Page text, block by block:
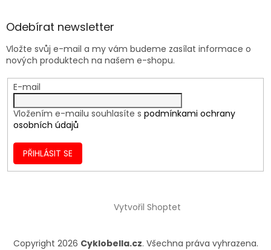
Odebírat newsletter
Vložte svůj e-mail a my vám budeme zasílat informace o
nových produktech na našem e-shopu.
E-mail
Vložením e-mailu souhlasíte s podmínkami ochrany
osobních údajů
PŘIHLÁSIT SE
Vytvořil Shoptet
Copyright 2026 Cyklobella.cz. Všechna práva vyhrazena.